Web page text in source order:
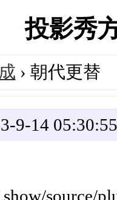
投影秀
› 朝代更替
9-14 05:30:55
source/